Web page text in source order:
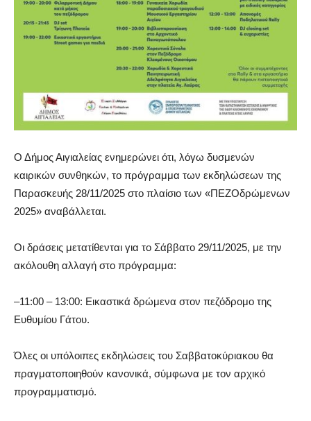
Ο Δήμος Αιγιαλείας ενημερώνει ότι, λόγω δυσμενών
καιρικών συνθηκών, το πρόγραμμα των εκδηλώσεων της
Παρασκευής 28/11/2025 στο πλαίσιο των «ΠΕΖΟδρώμενων
2025» αναβάλλεται.
Οι δράσεις μετατίθενται για το Σάββατο 29/11/2025, με την
ακόλουθη αλλαγή στο πρόγραμμα:
–11:00 – 13:00: Εικαστικά δρώμενα στον πεζόδρομο της
Ευθυμίου Γάτου.
Όλες οι υπόλοιπες εκδηλώσεις του Σαββατοκύριακου θα
πραγματοποιηθούν κανονικά, σύμφωνα με τον αρχικό
προγραμματισμό.